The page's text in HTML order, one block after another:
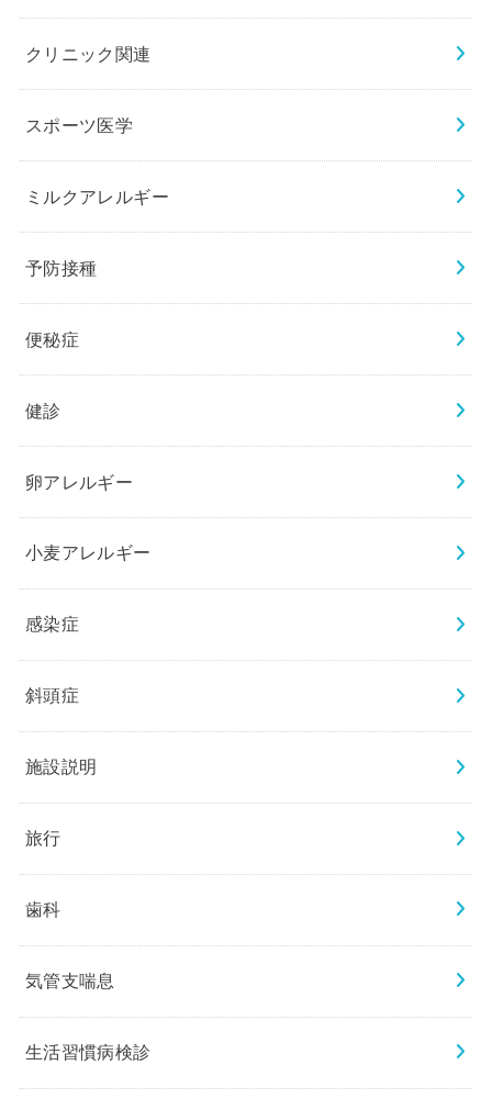
クリニック関連
スポーツ医学
ミルクアレルギー
予防接種
便秘症
健診
卵アレルギー
小麦アレルギー
感染症
斜頭症
施設説明
旅行
歯科
気管支喘息
生活習慣病検診